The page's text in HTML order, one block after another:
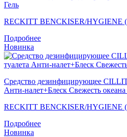
Гель
RECKITT BENCKISER/HYGIENE
Подробнее
Новинка
Средство дезинфицирующее CILLIT
Анти-налет+Блеск Свежесть
RECKITT BENCKISER/HYGIENE
Подробнее
Новинка